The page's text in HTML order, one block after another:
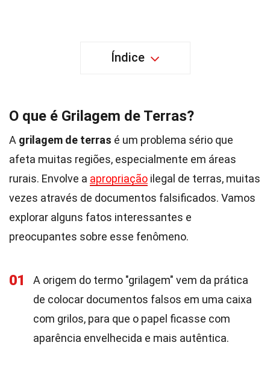
Índice
O que é Grilagem de Terras?
A grilagem de terras é um problema sério que
afeta muitas regiões, especialmente em áreas
rurais. Envolve a apropriação ilegal de terras, muitas
vezes através de documentos falsificados. Vamos
explorar alguns fatos interessantes e
preocupantes sobre esse fenômeno.
01
A origem do termo "grilagem" vem da prática
de colocar documentos falsos em uma caixa
com grilos, para que o papel ficasse com
aparência envelhecida e mais autêntica.